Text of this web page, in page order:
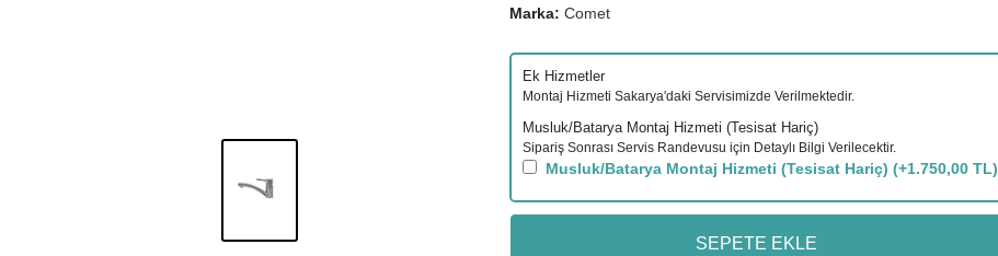
Marka: Comet
Ek Hizmetler
Montaj Hizmeti Sakarya'daki Servisimizde Verilmektedir.
Musluk/Batarya Montaj Hizmeti (Tesisat Hariç)
Sipariş Sonrası Servis Randevusu için Detaylı Bilgi Verilecektir.
Musluk/Batarya Montaj Hizmeti (Tesisat Hariç) (+1.750,00 TL)
SEPETE EKLE